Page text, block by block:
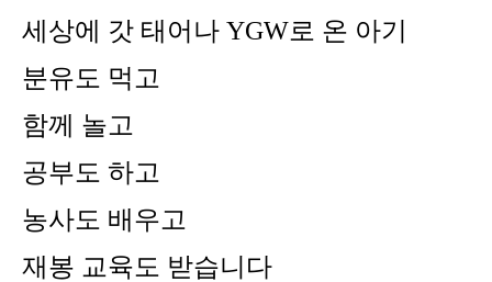
세상에 갓 태어나 YGW로 온 아기
분유도 먹고
함께 놀고
공부도 하고
농사도 배우고
재봉 교육도 받습니다